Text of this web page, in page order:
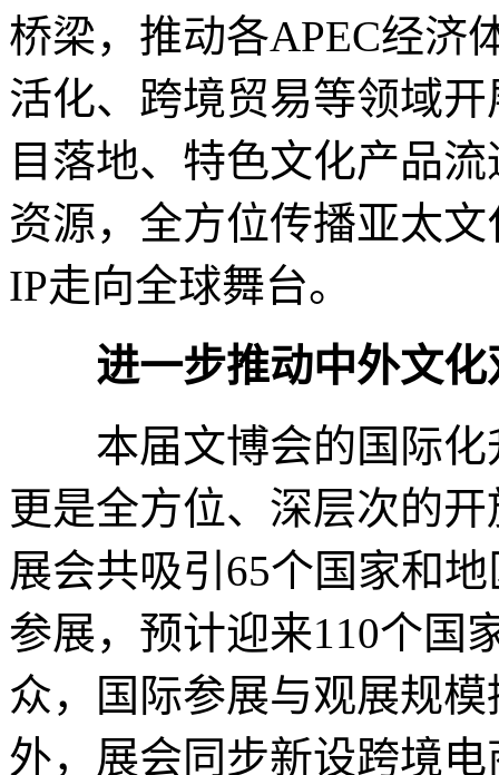
桥梁，推动各APEC经济
活化、跨境贸易等领域
目落地、特色文化产品
资源，全方位传播亚太
IP走向全球舞台。
进一步推动中外文
本届文博会的国际化
更是全方位、深层次的
展会共吸引65个国家和
参展，预计迎来110个国
众，国际参展与观展规
外，展会同步新设跨境